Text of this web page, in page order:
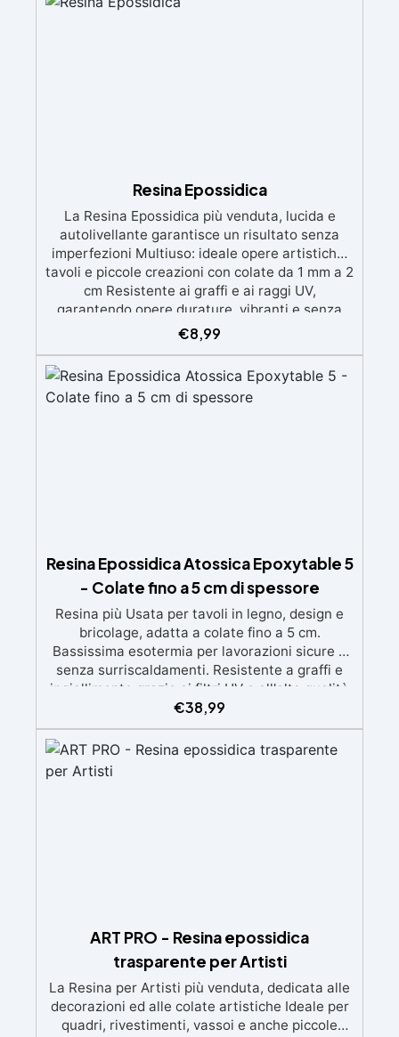
Resina Epossidica
La Resina Epossidica più venduta, lucida e
autolivellante garantisce un risultato senza
imperfezioni Multiuso: ideale opere artistiche,
tavoli e piccole creazioni con colate da 1 mm a 2
cm Resistente ai graffi e ai raggi UV,
garantendo opere durature, vibranti e senza
ingiallimenti nel tempo Bassa viscosità e
formula anti-bolle per risultati impeccabili,
Certificata Atossica post catalisi per contatto
con la pelle, BPA free e VoC Free
€8,99
Resina Epossidica Atossica Epoxytable 5
- Colate fino a 5 cm di spessore
Resina più Usata per tavoli in legno, design e
bricolage, adatta a colate fino a 5 cm.
Bassissima esotermia per lavorazioni sicure e
senza surriscaldamenti. Resistente a graffi e
ingiallimento grazie ai filtri UV e all'alta qualità
meccanica. Bassa viscosità per eliminare bolle
d'aria e ottenere finiture lisce. Sicura, atossica,
BPA/VOC free e certificata per il contatto
prolungato con la pelle.
€38,99
ART PRO - Resina epossidica
trasparente per Artisti
La Resina per Artisti più venduta, dedicata alle
decorazioni ed alle colate artistiche Ideale per
quadri, rivestimenti, vassoi e anche piccole